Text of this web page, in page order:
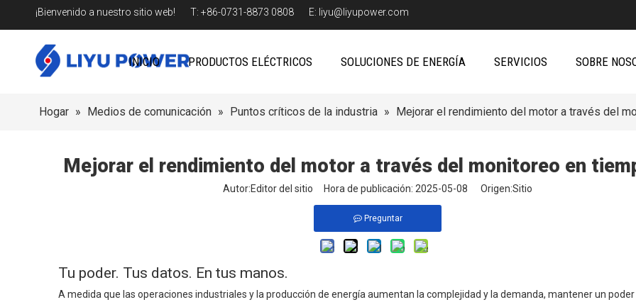
¡Bienvenido a nuestro sitio web! T: +86-0731-8873 0808 E: liyu@liyupower.com
INICIO PRODUCTOS ELÉCTRICOS SOLUCIONES DE ENERGÍA SERVICIOS SOBRE
Hogar » Medios de comunicación » Puntos críticos de la industria » Mejorar el rendimiento del motor a través del
Mejorar el rendimiento del motor a través del monitoreo en
Autor:Editor del sitio Hora de publicación: 2025-05-08 Origen:Sitio
Preguntar
Tu poder. Tus datos. En tus manos.
A medida que las operaciones industriales y la producción de energía aumentan la complejidad y la demanda, mantener un